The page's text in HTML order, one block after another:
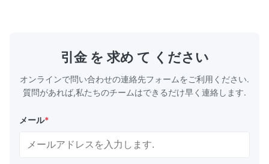
引金 を 求め て ください
オンラインで問い合わせの連絡先フォームをご利用ください.
質問があれば,私たちのチームはできるだけ早く連絡します.
メール*